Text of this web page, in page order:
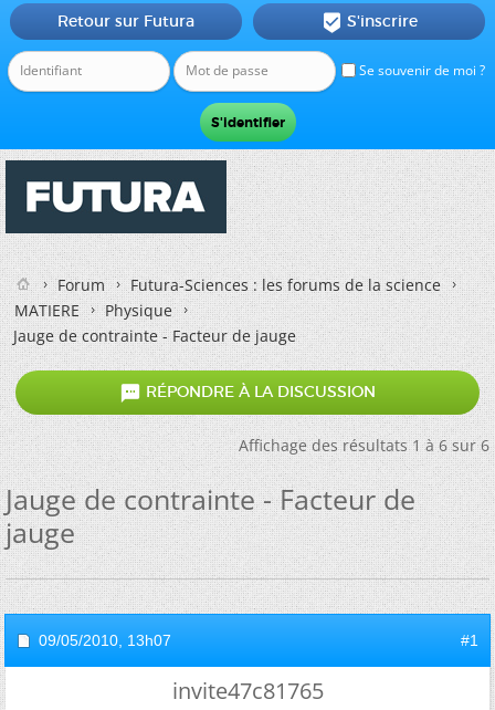
Se souvenir de moi ?
Retour sur Futura  S'inscrire
Forum
Futura-Sciences : les forums de la science
MATIERE
Physique
Jauge de contrainte - Facteur de jauge
 RÉPONDRE À LA DISCUSSION
Affichage des résultats 1 à 6 sur 6
Jauge de contrainte - Facteur de
jauge
09/05/2010, 13h07 #1
invite47c81765